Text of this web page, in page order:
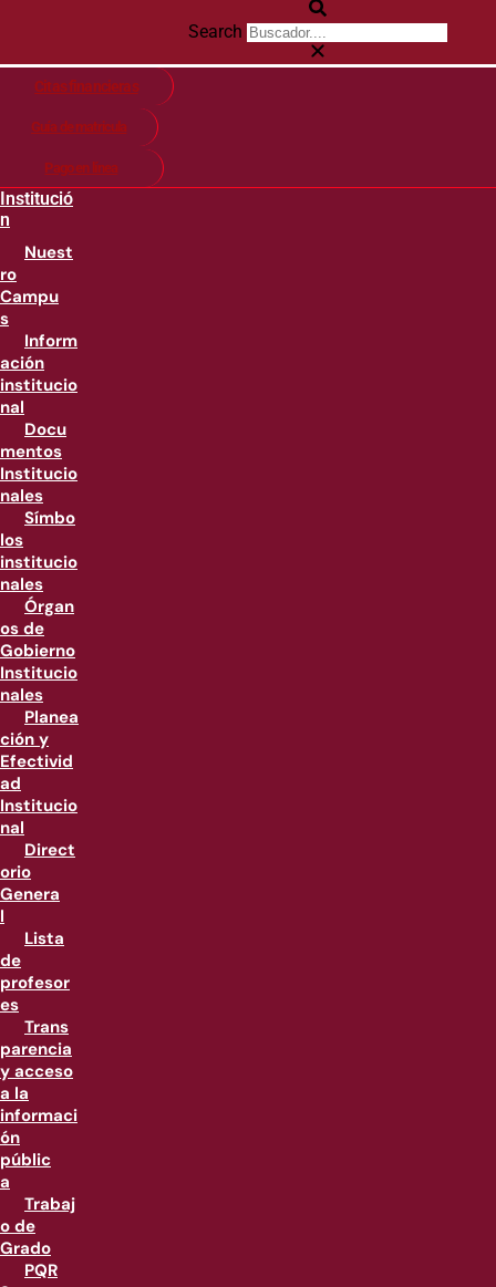
Search
Citas financieras
Guía de matricula
Pago en línea
Institució
n
Nuest
ro
Campu
s
Inform
ación
institucio
nal
Docu
mentos
Institucio
nales
Símbo
los
institucio
nales
Órgan
os de
Gobierno
Institucio
nales
Planea
ción y
Efectivid
ad
Institucio
nal
Direct
orio
Genera
l
Lista
de
profesor
es
Trans
parencia
y acceso
a la
informaci
ón
públic
a
Trabaj
o de
Grado
PQR